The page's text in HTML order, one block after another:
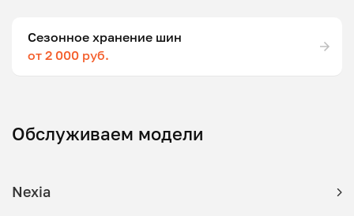
Сезонное хранение шин
от 2 000 руб.
Обслуживаем модели
Nexia